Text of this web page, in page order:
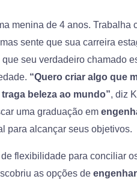
menina de 4 anos. Trabalha
sente que sua carreira
seu verdadeiro chamado
“Quero criar algo que
beleza ao mundo”, diz
uma graduação em
para alcançar seus objetivos.
flexibilidade para conciliar
as opções de